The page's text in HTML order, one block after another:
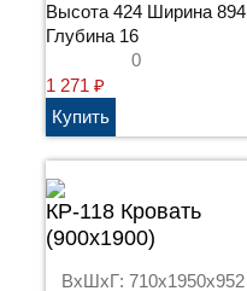
Высота 424 Ширина 894
Глубина 16
0
1 271 ₽
КР-118 Кровать
(900х1900)
ВхШхГ: 710x1950x952